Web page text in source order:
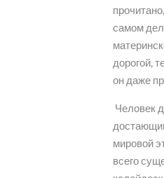
самом
дорогой,
он даже
Человек
мировой
всего